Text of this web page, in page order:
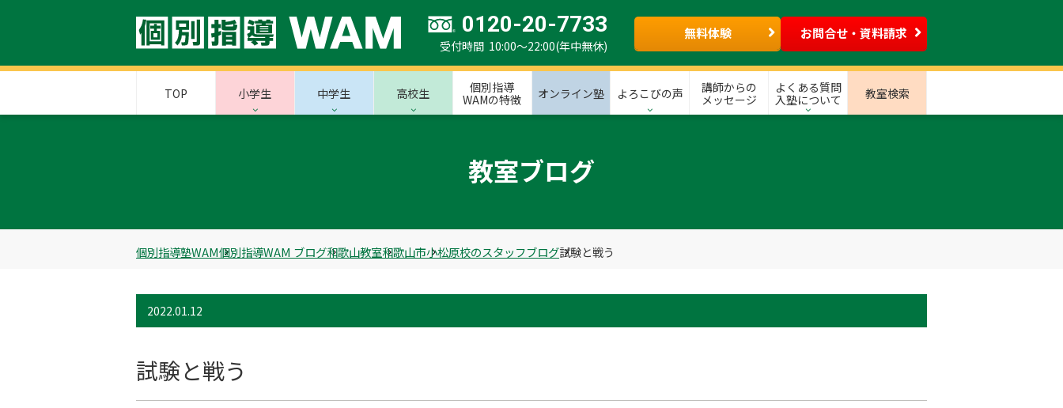
0120-20-7733
受付時間 10:00～22:00(年中無休)
無料体験 お問合せ・資料請求
TOP 小学生 中学生 高校生
個別指導
WAMの特徴
オンライン塾 よろこびの声
講師からの
メッセージ
よくある質問
入塾について
教室検索
教室ブログ
個別指導塾WAM個別指導WAM ブログ和歌山教室和歌山市小松原校のスタッフブログ試験と戦う
2022.01.12
試験と戦う